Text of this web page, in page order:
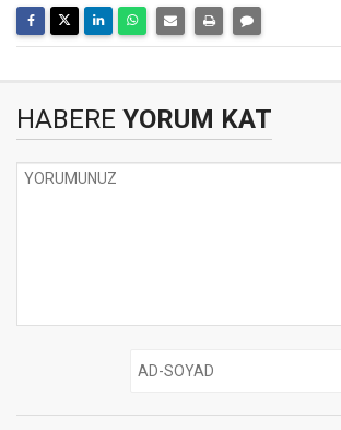
HABERE YORUM KAT